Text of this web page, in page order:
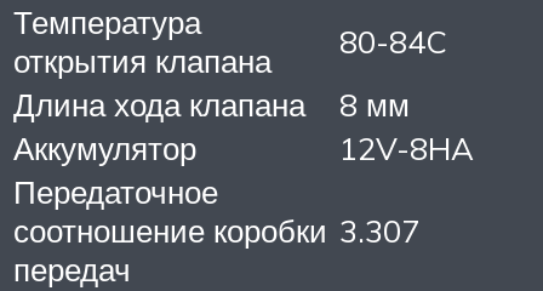
Температура
открытия клапана
80-84C
Длина хода клапана
8 мм
Аккумулятор
12V-8HA
Передаточное
соотношение коробки
передач
3.307